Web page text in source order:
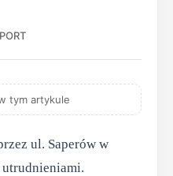
tym artykule
ul. Saperów w